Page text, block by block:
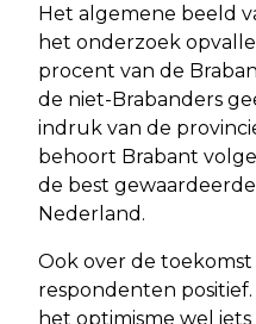
Het algemene beeld
het onderzoek
procent van de
de niet-Brabanders
indruk van de
behoort Brabant
de best
Nederland.
Ook over de toekomst
respondenten
het optimisme wel